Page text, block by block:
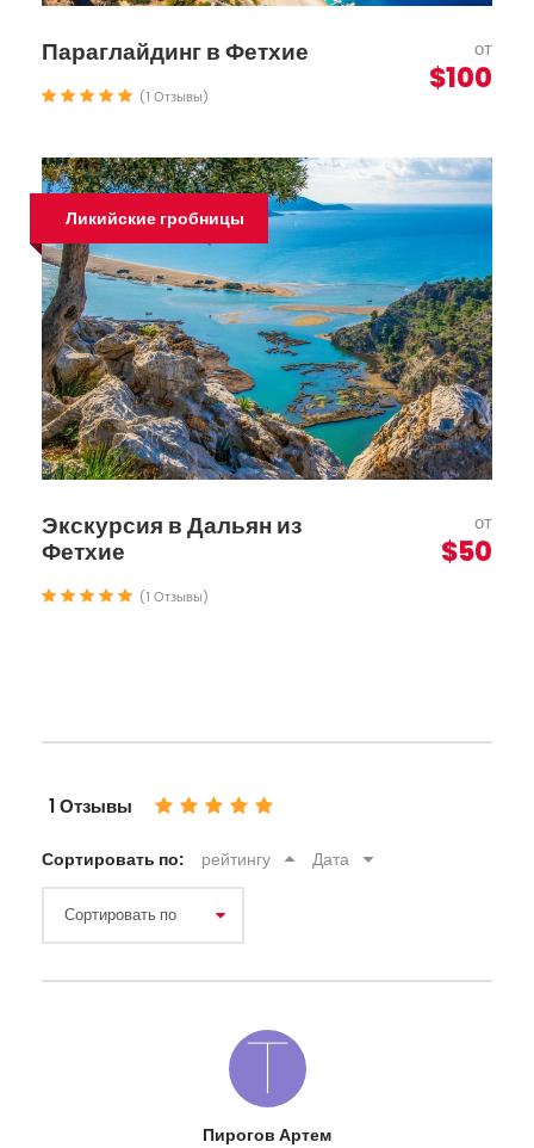
Параглайдинг в Фетхие от
$100
(1 Отзывы)
Ликийские гробницы
Экскурсия в Дальян из
Фетхие
от
$50
(1 Отзывы)
1 Отзывы
Сортировать по: рейтингу Дата
Пирогов Артем